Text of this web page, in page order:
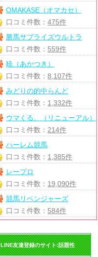
OMAKASE（オマカセ）
口コミ件数：475件
勝馬サプライズウルトラ
口コミ件数： 559件
暁（あかつき）
口コミ件数：8,107件
みどりの的中らんど
口コミ件数： 1,332件
ウマくる。（リニューアル）
口コミ件数： 214件
ハーレム競馬
口コミ件数： 1,385件
レープロ
口コミ件数： 19,090件
競馬リベンジャーズ
口コミ件数： 584件
LINE友達登録のサイト:話題性